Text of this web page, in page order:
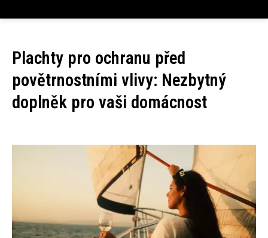
Plachty pro ochranu před
povětrnostními vlivy: Nezbytný
doplněk pro vaši domácnost